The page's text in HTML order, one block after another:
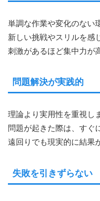
単調な作業や変化のない
新しい挑戦やスリルを感
刺激があるほど集中力が
問題解決が実践的
理論より実用性を重視し
問題が起きた際は、すぐ
遠回りでも現実的に結果
失敗を引きずらない